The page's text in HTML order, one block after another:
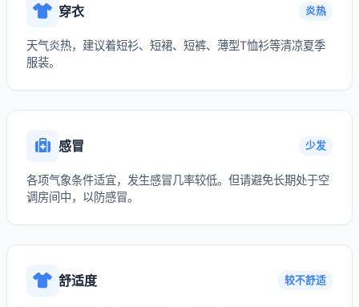
穿衣 炎热
天气炎热，建议着短衫、短裙、短裤、薄型T恤衫等清凉夏季
服装。
感冒 少发
各项气象条件适宜，发生感冒几率较低。但请避免长期处于空
调房间中，以防感冒。
舒适度 较不舒适